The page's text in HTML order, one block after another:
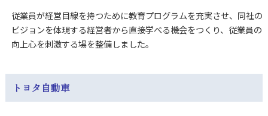
従業員が経営目線を持つために教育プログラムを充実させ、同社の
ビジョンを体現する経営者から直接学べる機会をつくり、従業員の
向上心を刺激する場を整備しました。
トヨタ自動車